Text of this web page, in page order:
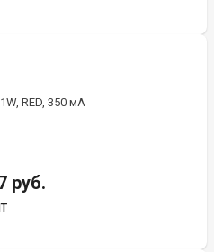
RED, 350 мА
руб.